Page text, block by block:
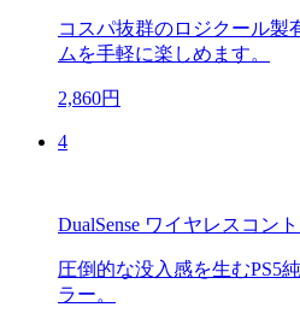
コスパ抜群のロジクール製
ムを手軽に楽しめます。
2,860円
4
DualSense ワイヤレスコン
圧倒的な没入感を生むPS5
ラー。